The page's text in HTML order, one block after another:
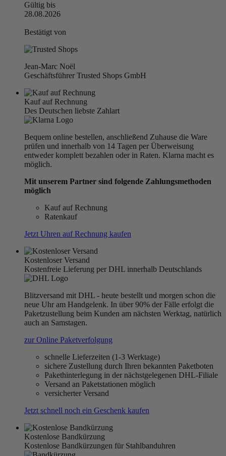
Gültig bis
28.08.2026
Bestätigt von
Jean-Marc Noël
Geschäftsführer Trusted Shops GmbH
Kauf auf Rechnung
Des Deutschen liebste Zahlart
Bequem online bestellen, anschließend Zuhause die Ware
prüfen und innerhalb von 14 Tagen per Überweisung
entweder komplett bezahlen oder in Raten. Klarna macht es
möglich.
Mit unserem Partner sind folgende Zahlungsmethoden
möglich
Kauf auf Rechnung
Ratenkauf
Jetzt Uhren auf Rechnung kaufen
Kostenloser Versand
Kostenfreie Lieferung per DHL innerhalb Deutschlands
Blitzversand mit DHL - heute bestellt und morgen schon die
neue Uhr am Handgelenk. In über 90% der Fälle erfolgt die
Paketzustellung beim Kunden am nächsten Werktag, natürlich
auch an Samstagen.
zur Online Paketverfolgung
schnelle Lieferzeiten (1-3 Werktage)
sichere Zustellung durch Ihren bekannten Paketboten
Pakethinterlegung in der nächstgelegenen DHL-Filiale
Versand an Paketstationen möglich
versicherter Versand
Jetzt schnell noch ein Geschenk kaufen
Kostenlose Bandkürzung
Kostenlose Bandkürzungen für Stahlbanduhren